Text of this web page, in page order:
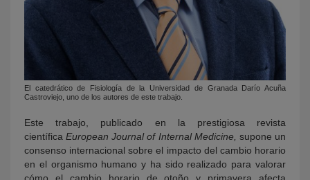
El catedrático de Fisiología de la Universidad de Granada Darío Acuña
Castroviejo, uno de los autores de este trabajo.
Este trabajo, publicado en la prestigiosa revista
científicaEuropean Journal of Internal Medicine supone un
consenso internacional sobre el impacto del cambio horario
en el organismo humano y ha sido realizado para valorar